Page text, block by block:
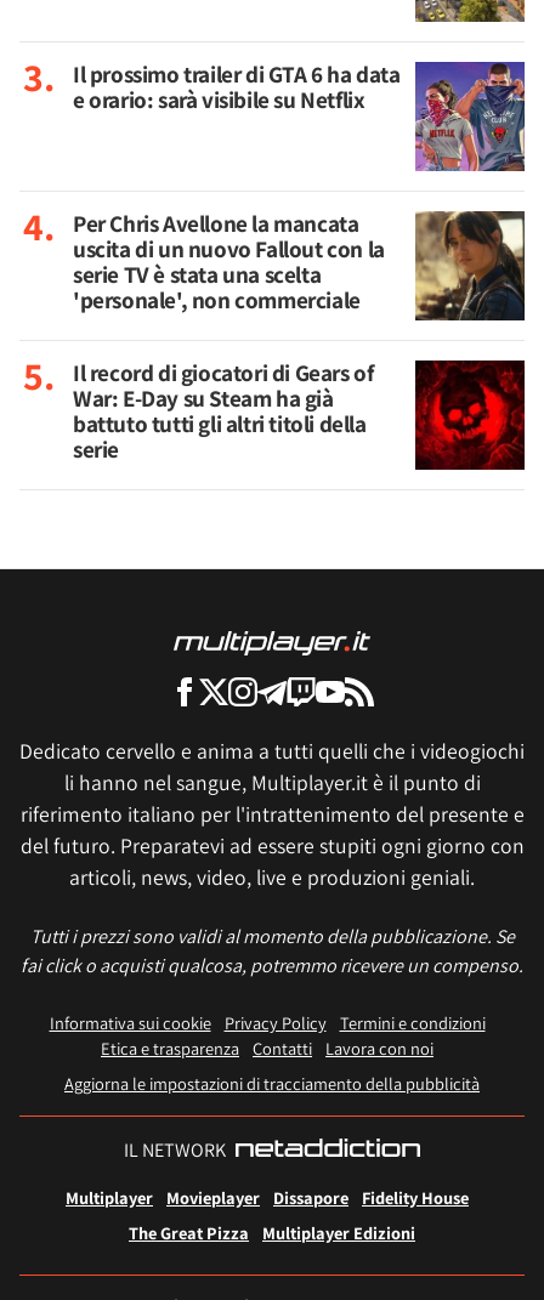
Il prossimo trailer di GTA 6 ha data
e orario: sarà visibile su Netflix
Per Chris Avellone la mancata
uscita di un nuovo Fallout con la
serie TV è stata una scelta
'personale', non commerciale
Il record di giocatori di Gears of
War: E-Day su Steam ha già
battuto tutti gli altri titoli della
serie
Dedicato cervello e anima a tutti quelli che i videogiochi
li hanno nel sangue, Multiplayer.it è il punto di
riferimento italiano per l'intrattenimento del presente e
del futuro. Preparatevi ad essere stupiti ogni giorno con
articoli, news, video, live e produzioni geniali.
Tutti i prezzi sono validi al momento della pubblicazione. Se
fai click o acquisti qualcosa, potremmo ricevere un compenso.
Informativa sui cookie Privacy Policy
Termini e condizioni
Etica e trasparenza Contatti
Lavora con noi
Aggiorna le impostazioni di tracciamento della pubblicità
IL NETWORK
Multiplayer Movieplayer Dissapore
Fidelity House
The Great Pizza
Multiplayer Edizioni